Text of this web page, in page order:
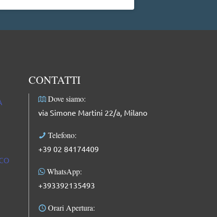
CONTATTI
Dove siamo:
via Simone Martini 22/a, Milano
Telefono:
+39 02 84174409
WhatsApp:
+393392135493
Orari Apertura: